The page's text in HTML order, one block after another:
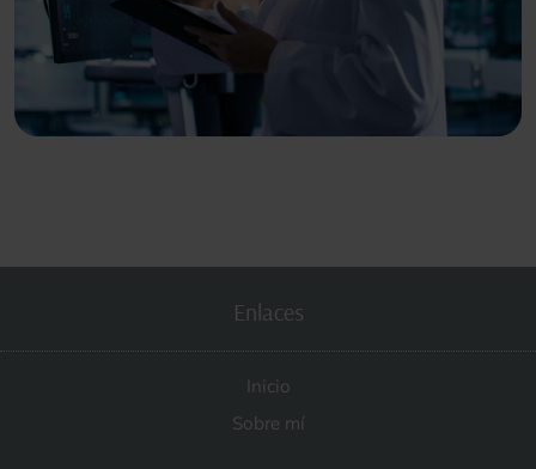
Enlaces
Inicio
Sobre mí